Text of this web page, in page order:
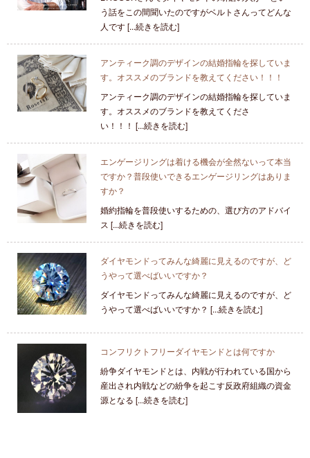
う話をこの間聞いたのですがベルトさんってどんな
人です [...続きを読む]
アンティーク調のデザインの結婚指輪を探していま
す。オススメのブランドを教えてください！！！
アンティーク調のデザインの結婚指輪を探していま
す。オススメのブランドを教えてくださ
い！！！ [...続きを読む]
エンゲージリングは着ける機会が全然ないって本当
ですか？普段使いできるエンゲージリングはありま
すか？
婚約指輪を普段使いするための、選び方のアドバイ
ス [...続きを読む]
ダイヤモンドってみんな綺麗に見えるのですが、ど
うやって選べばいいですか？
ダイヤモンドってみんな綺麗に見えるのですが、ど
うやって選べばいいですか？ [...続きを読む]
コンフリクトフリーダイヤモンドとは何ですか
紛争ダイヤモンドとは、内戦が行われている国から
産出され内戦などの紛争を起こす反政府組織の資金
源となる [...続きを読む]